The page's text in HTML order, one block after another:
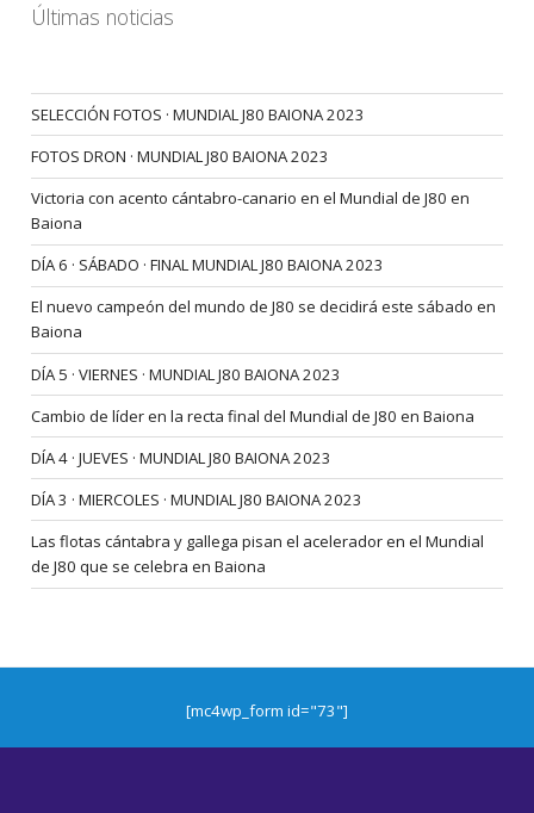
Últimas noticias
SELECCIÓN FOTOS · MUNDIAL J80 BAIONA 2023
FOTOS DRON · MUNDIAL J80 BAIONA 2023
Victoria con acento cántabro-canario en el Mundial de J80 en
Baiona
DÍA 6 · SÁBADO · FINAL MUNDIAL J80 BAIONA 2023
El nuevo campeón del mundo de J80 se decidirá este sábado en
Baiona
DÍA 5 · VIERNES · MUNDIAL J80 BAIONA 2023
Cambio de líder en la recta final del Mundial de J80 en Baiona
DÍA 4 · JUEVES · MUNDIAL J80 BAIONA 2023
DÍA 3 · MIERCOLES · MUNDIAL J80 BAIONA 2023
Las flotas cántabra y gallega pisan el acelerador en el Mundial
de J80 que se celebra en Baiona
[mc4wp_form id="73"]